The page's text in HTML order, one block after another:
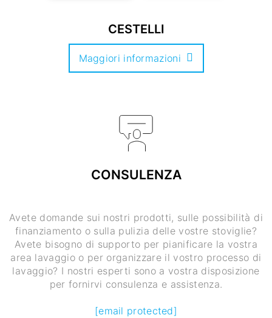
CESTELLI
Maggiori informazioni
CONSULENZA
Avete domande sui nostri prodotti, sulle possibilità di
finanziamento o sulla pulizia delle vostre stoviglie?
Avete bisogno di supporto per pianificare la vostra
area lavaggio o per organizzare il vostro processo di
lavaggio? I nostri esperti sono a vostra disposizione
per fornirvi consulenza e assistenza.
[email protected]